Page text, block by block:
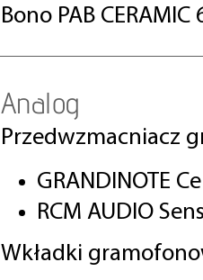
Bono PAB
Analog
Przedwzmacniacz
GRANDINOTE
RCM AUDIO
Wkładki